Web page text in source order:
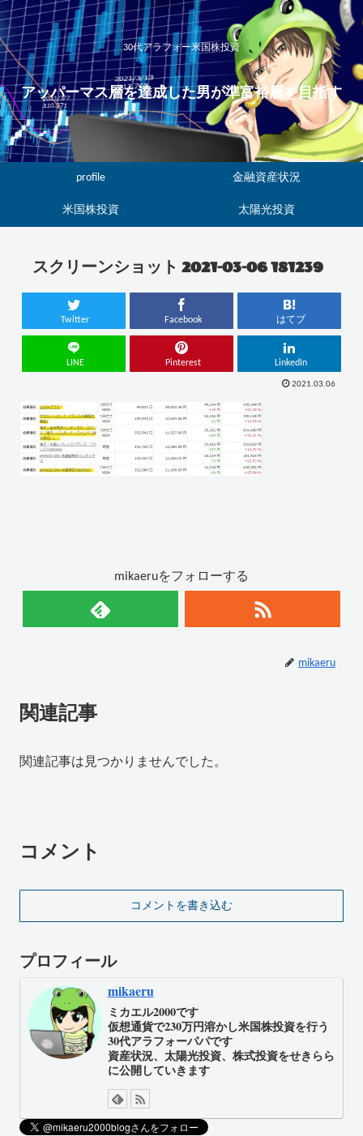
30代アラフォー米国株投資
アッパーマス層を達成した男が準富裕層を目指す
profile 金融資産状況
米国株投資 太陽光投資
スクリーンショット 2021-03-06 181239
Twitter Facebook はてブ
LINE Pinterest LinkedIn
2021.03.06
mikaeruをフォローする
mikaeru
関連記事
関連記事は見つかりませんでした。
コメント
コメントを書き込む
プロフィール
mikaeru
ミカエル2000です
仮想通貨で230万円溶かし米国株投資を行う
30代アラフォーパパです
資産状況、太陽光投資、株式投資をせきらら
に公開していきます